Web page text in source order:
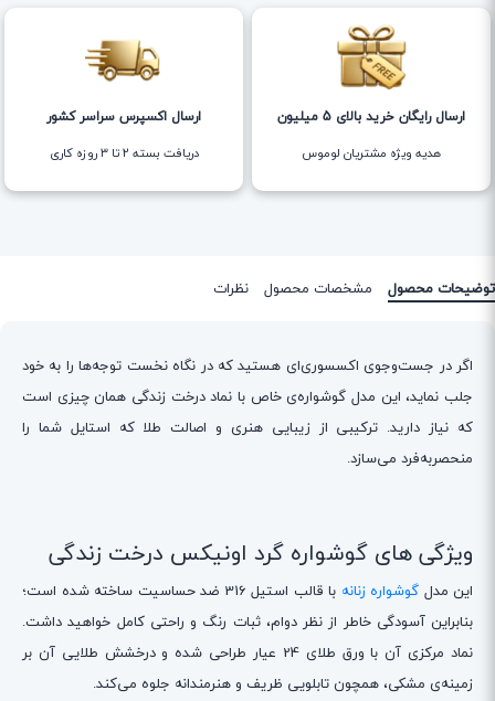
ارسال رایگان خرید بالای 5 میلیون
هدیه ویژه مشتریان لوموس
ارسال اکسپرس سراسر کشور
دریافت بسته ۲ تا ۳ روزه کاری
توضیحات محصول مشخصات محصول نظرات
اگر در جست‌وجوی اکسسوری‌ای هستید که در نگاه نخست توجه‌ها را به خود
جلب نماید، این مدل گوشواره‌ی خاص با نماد درخت زندگی همان چیزی است
که نیاز دارید. ترکیبی از زیبایی هنری و اصالت طلا که استایل شما را
منحصر‌به‌فرد می‌سازد.
ویژگی های گوشواره گرد اونیکس درخت زندگی
این مدل گوشواره زنانه
با قالب استیل 316 ضد حساسیت ساخته شده است؛
بنابراین آسودگی خاطر از نظر دوام، ثبات رنگ و راحتی کامل خواهید داشت.
نماد مرکزی آن با ورق طلای 24 عیار طراحی شده و درخشش طلایی آن بر
زمینه‌ی مشکی، همچون تابلویی ظریف و هنرمندانه جلوه می‌کند.